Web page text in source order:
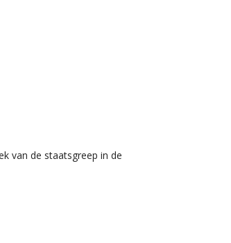
van de staatsgreep in de